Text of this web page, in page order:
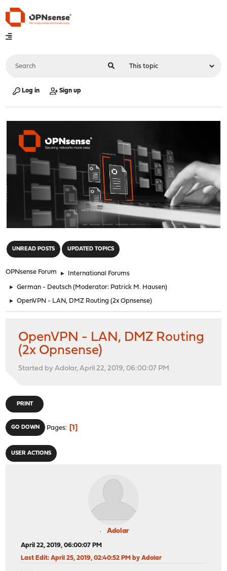
Log in Sign up
UNREAD POSTS UPDATED TOPICS
OPNsense Forum ► International Forums
► German - Deutsch (Moderator: Patrick M. Hausen)
► OpenVPN - LAN, DMZ Routing (2x Opnsense)
OpenVPN - LAN, DMZ Routing
(2x Opnsense)
Started by Adolar, April 22, 2019, 06:00:07 PM
PRINT
GO DOWN Pages 1
USER ACTIONS
Adolar
April 22, 2019, 06:00:07 PM
Last Edit: April 25, 2019, 02:40:52 PM by Adolar